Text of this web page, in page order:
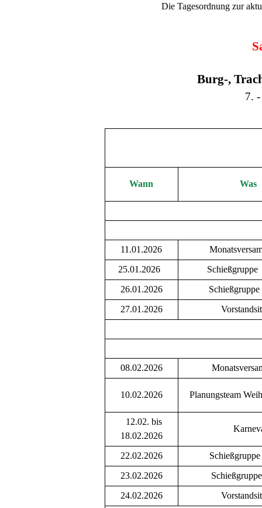
Die Tagesordnung zur
Burg-,
7.
Wann Was
11.01.2026
25.01.2026
26.01.2026
Schießgruppe
27.01.2026
08.02.2026
10.02.2026 Planungsteam
12.02. bis
18.02.2026
22.02.2026
23.02.2026
24.02.2026